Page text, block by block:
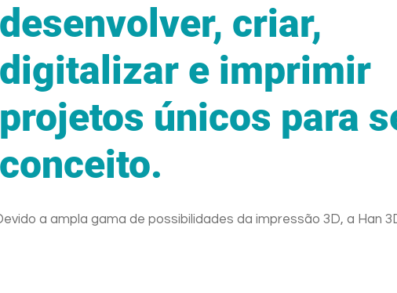
desenvolver, criar,
digitalizar e imprimir
projetos únicos para
conceito.
a ampla gama de possibilidades da impressão 3D, a Han